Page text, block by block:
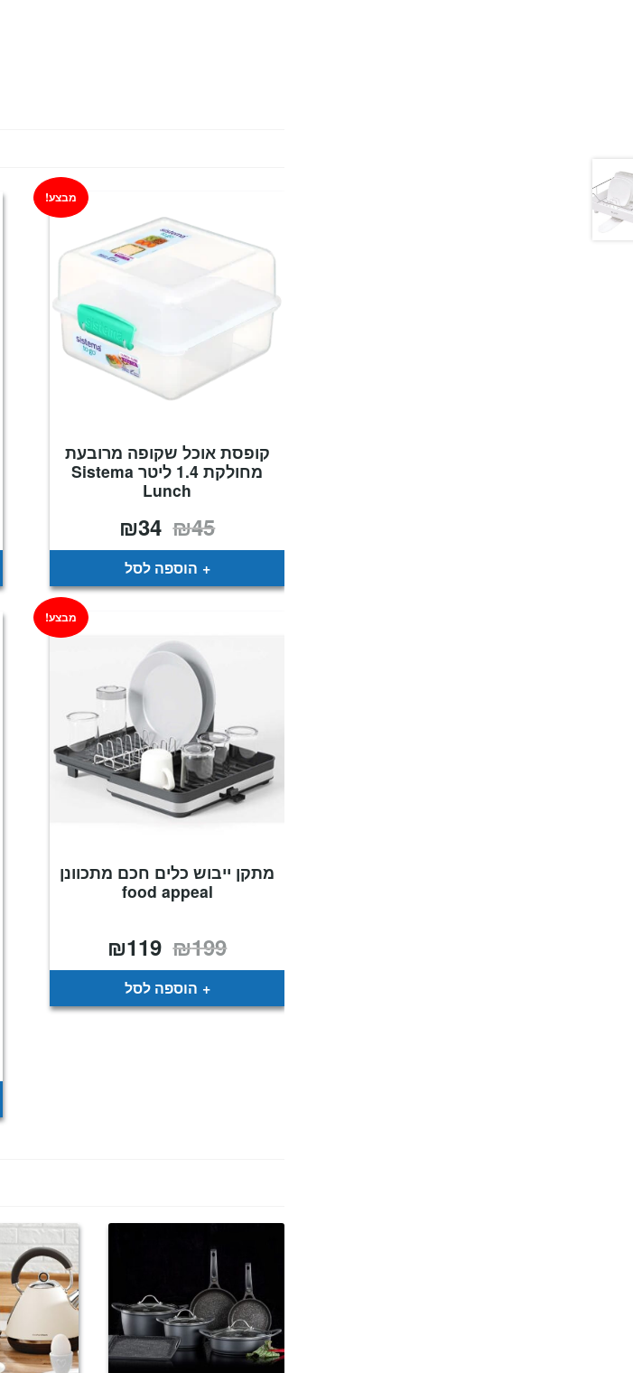
קופסת אוכל שקופה מרובעת
מחולקת 1.4 ליטר Sistema
Lunch
מבצע!
₪45 המחיר
המקורי
היה:
₪45.
₪34
הוא:
הוספה לסל
מתקן ייבוש כלים חכם מתכוונן
food appeal
מבצע!
₪199 המחיר
המקורי
היה:
₪199.
₪119
הוא:
הוספה לסל